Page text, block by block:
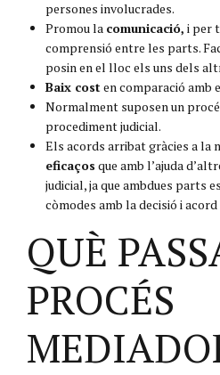
persones involucrades.
Promou la comunicació, i per
comprensió entre les parts.
posin en el lloc els uns dels
Baix cost en comparació amb
Normalment suposen un
procediment judicial.
Els acords arribat gràcies a la
eficaços que amb l’ajuda
judicial, ja que ambdues parts
còmodes amb la decisió i
QUÈ
PROCÉS